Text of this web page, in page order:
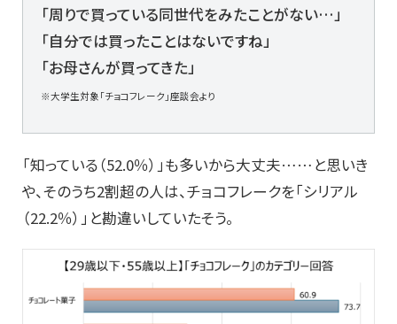
「周りで買っている同世代をみたことがない…」
「自分では買ったことはないですね」
「お母さんが買ってきた」
※大学生対象「チョコフレーク」座談会より
「知っている（52.0％）」も多いから大丈夫……と思いき
や、そのうち2割超の人は、チョコフレークを「シリアル
（22.2％）」と勘違いしていたそう。